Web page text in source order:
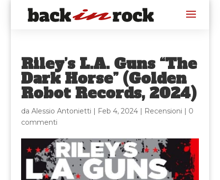
Riley’s L.A. Guns “The
Dark Horse” (Golden
Robot Records, 2024)
da Alessio Antonietti | Feb 4, 2024| Recensioni | 0
commenti